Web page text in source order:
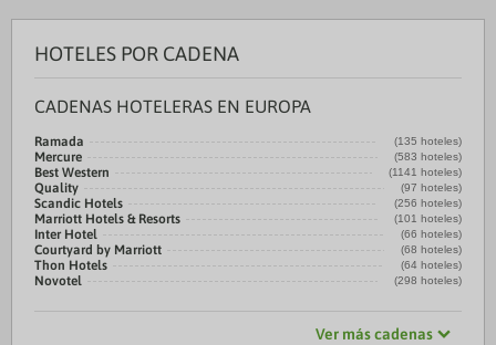
HOTELES POR CADENA
CADENAS HOTELERAS EN EUROPA
Ramada (135 hoteles)
Mercure (583 hoteles)
Best Western (1141 hoteles)
Quality (97 hoteles)
Scandic Hotels (256 hoteles)
Marriott Hotels & Resorts (101 hoteles)
Inter Hotel (66 hoteles)
Courtyard by Marriott (68 hoteles)
Thon Hotels (64 hoteles)
Novotel (298 hoteles)
Ver más cadenas